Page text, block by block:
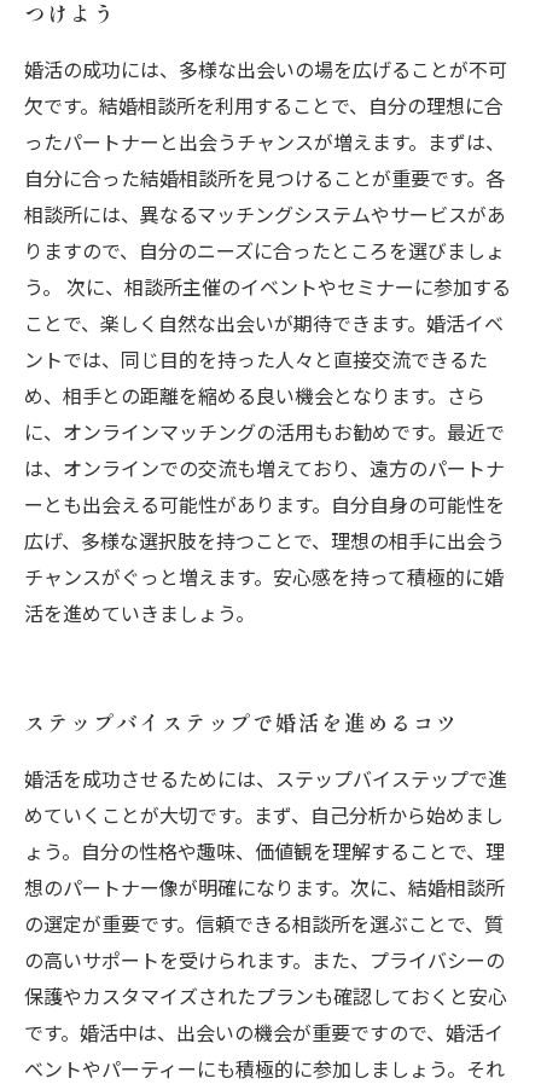
つけよう
婚活の成功には、多様な出会いの場を広げることが不可
欠です。結婚相談所を利用することで、自分の理想に合
ったパートナーと出会うチャンスが増えます。まずは、
自分に合った結婚相談所を見つけることが重要です。各
相談所には、異なるマッチングシステムやサービスがあ
りますので、自分のニーズに合ったところを選びましょ
う。 次に、相談所主催のイベントやセミナーに参加する
ことで、楽しく自然な出会いが期待できます。婚活イベ
ントでは、同じ目的を持った人々と直接交流できるた
め、相手との距離を縮める良い機会となります。さら
に、オンラインマッチングの活用もお勧めです。最近で
は、オンラインでの交流も増えており、遠方のパートナ
ーとも出会える可能性があります。自分自身の可能性を
広げ、多様な選択肢を持つことで、理想の相手に出会う
チャンスがぐっと増えます。安心感を持って積極的に婚
活を進めていきましょう。
ステップバイステップで婚活を進めるコツ
婚活を成功させるためには、ステップバイステップで進
めていくことが大切です。まず、自己分析から始めまし
ょう。自分の性格や趣味、価値観を理解することで、理
想のパートナー像が明確になります。次に、結婚相談所
の選定が重要です。信頼できる相談所を選ぶことで、質
の高いサポートを受けられます。また、プライバシーの
保護やカスタマイズされたプランも確認しておくと安心
です。婚活中は、出会いの機会が重要ですので、婚活イ
ベントやパーティーにも積極的に参加しましょう。それ